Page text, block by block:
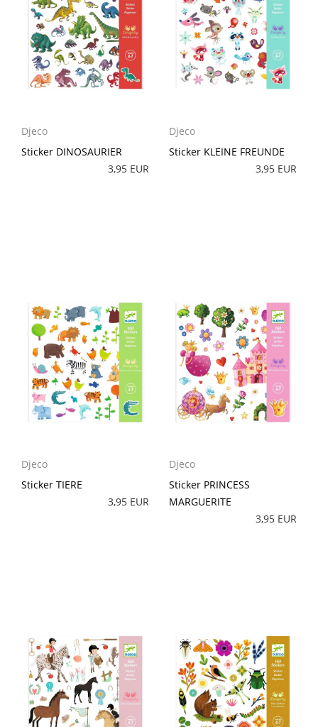
Djeco
Sticker DINOSAURIER
3,95 EUR
Djeco
Sticker KLEINE FREUNDE
3,95 EUR
Djeco
Sticker TIERE
3,95 EUR
Djeco
Sticker PRINCESS
MARGUERITE
3,95 EUR